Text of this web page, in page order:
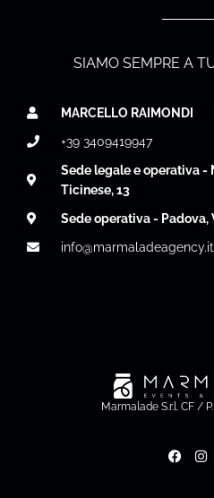
SIAMO SEMPRE A
MARCELLO RAIMONDI
+39 3409419947
Sede legale e operativa -
Ticinese, 13
Sede operativa - Padova,
info@marmaladeagency.it
Marmalade S.r.l. CF /